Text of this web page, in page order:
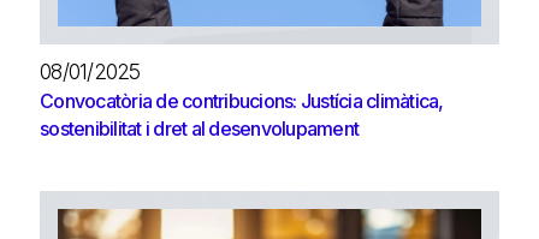
08/01/2025
Convocatòria de contribucions: Justícia climàtica,
sostenibilitat i dret al desenvolupament